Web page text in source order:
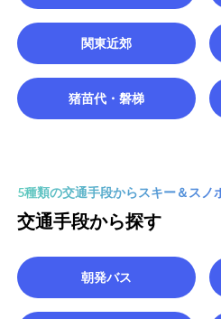
関東近郊
猪苗代・磐梯
5種類の交通手段からスキー＆スノ
交通手段から探す
朝発バス